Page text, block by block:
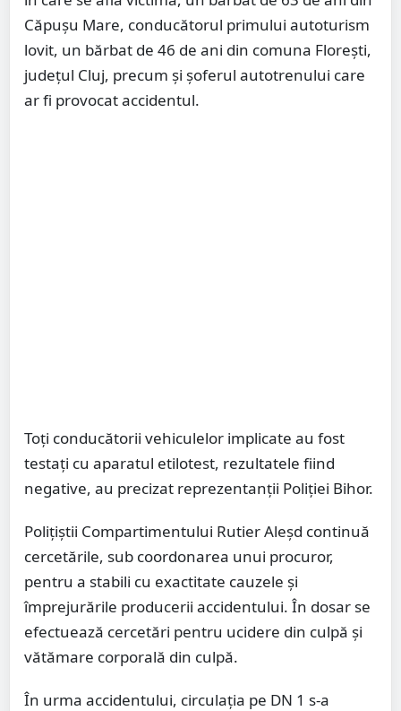
Căpușu Mare, conducătorul primului autoturism
lovit, un bărbat de 46 de ani din comuna Florești,
județul Cluj, precum și șoferul autotrenului care
ar fi provocat accidentul.
Toți conducătorii vehiculelor implicate au fost
testați cu aparatul etilotest, rezultatele fiind
negative, au precizat reprezentanții Poliției Bihor.
Polițiștii Compartimentului Rutier Aleșd continuă
cercetările, sub coordonarea unui procuror,
pentru a stabili cu exactitate cauzele și
împrejurările producerii accidentului. În dosar se
efectuează cercetări pentru ucidere din culpă și
vătămare corporală din culpă.
În urma accidentului, circulația pe DN 1 s-a